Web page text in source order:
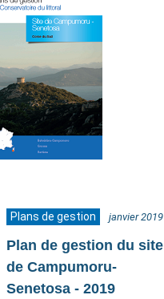
Plans de gestion janvier 2019
Plan de gestion du site
de Campumoru-
Senetosa - 2019